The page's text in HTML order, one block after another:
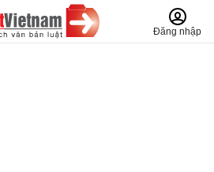
Đăng nhập